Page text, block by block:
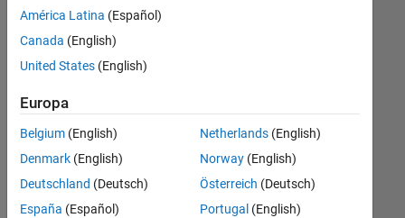
Inside Sales
Sales Operations
Business Model Team
es
keine
offenen
Stellen,
Ihren
Suchkriterien
entsprechen.
können
die
América Latina (Español)
Canada (English)
United States (English)
Europa
Belgium (English)
Denmark (English)
Deutschland (Deutsch)
España (Español)
Netherlands(English)
Norway(English)
Österreich (Deutsch)
Portugal (English)